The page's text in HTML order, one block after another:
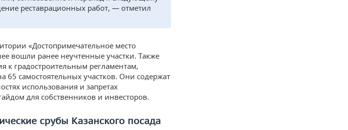
реставрационных работ, — отметил
«Достопримечательное место
вошли ранее неучтенные участки. Также
к градостроительным регламентам,
самостоятельных участков. Они содержат
использования и запретах
для собственников и инвесторов.
срубы Казанского посада